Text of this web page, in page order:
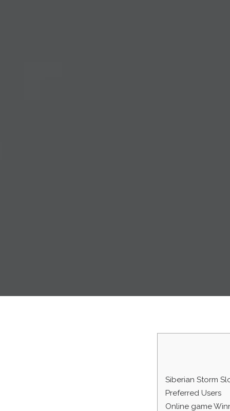
Siberian Storm
Preferred Users
Online game